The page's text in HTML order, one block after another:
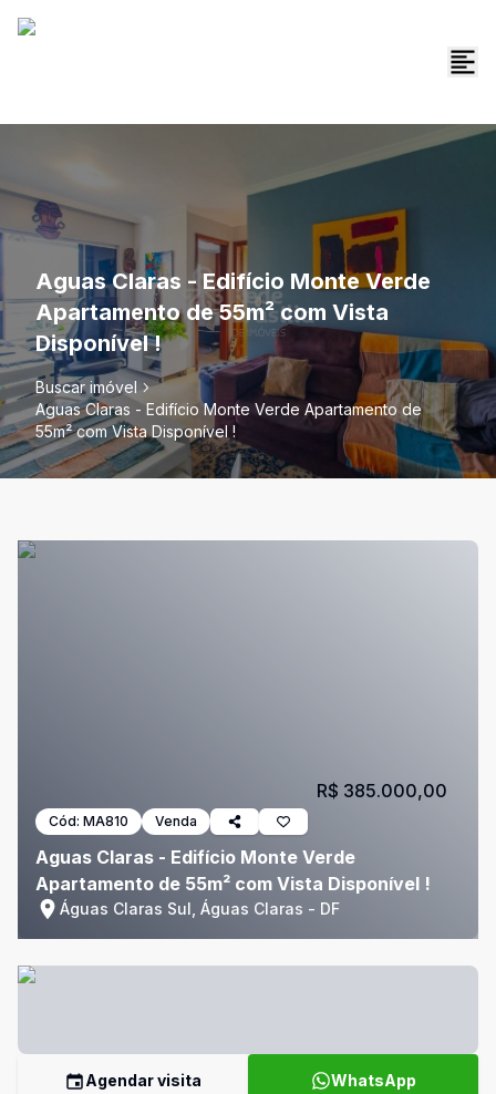
Aguas Claras - Edifício Monte Verde
Apartamento de 55m² com Vista
Disponível !
Buscar imóvel
Aguas Claras - Edifício Monte Verde Apartamento de
55m² com Vista Disponível !
Cód: MA810 Venda
Aguas Claras - Edifício Monte Verde
Apartamento de 55m² com Vista Disponível !
Águas Claras Sul, Águas Claras - DF
R$ 385.000,00
Agendar visita WhatsApp